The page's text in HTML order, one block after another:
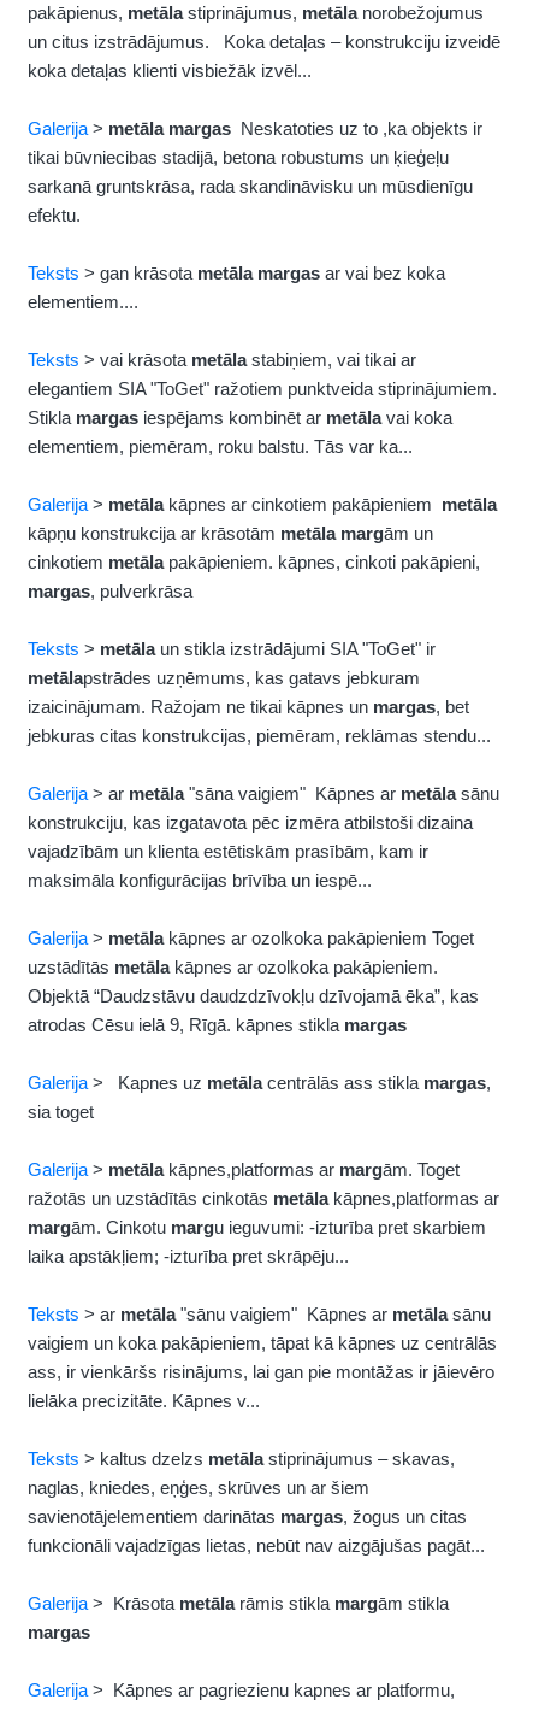
pakāpienus, metālastiprinājumus, metālanorobežojumus
un citus izstrādājumus. Koka detaļas – konstrukciju izveidē
koka detaļas klienti visbiežāk izvēl...
Galerija > metāla margas Neskatoties uz to ,ka objekts ir
tikai būvniecibas stadijā, betona robustums un ķieģeļu
sarkanā gruntskrāsa, rada skandināvisku un mūsdienīgu
efektu.
Teksts > gan krāsota metāla margas ar vai bez koka
elementiem....
Teksts > vai krāsota metālastabiņiem, vai tikai ar
elegantiem SIA "ToGet" ražotiem punktveida stiprinājumiem.
Stikla margas iespējams kombinēt ar metālavai koka
elementiem, piemēram, roku balstu. Tās var ka...
Galerija > metālakāpnes ar cinkotiem pakāpieniem metāla
kāpņu konstrukcija ar krāsotām metāla margām un
cinkotiem metālapakāpieniem. kāpnes, cinkoti pakāpieni,
margas, pulverkrāsa
Teksts > metālaun stikla izstrādājumi SIA "ToGet" ir
metālapstrādes uzņēmums, kas gatavs jebkuram
izaicinājumam. Ražojam ne tikai kāpnes un margas, bet
jebkuras citas konstrukcijas, piemēram, reklāmas stendu...
Galerija > ar metāla"sāna vaigiem" Kāpnes ar metālasānu
konstrukciju, kas izgatavota pēc izmēra atbilstoši dizaina
vajadzībām un klienta estētiskām prasībām, kam ir
maksimāla konfigurācijas brīvība un iespē...
Galerija > metālakāpnes ar ozolkoka pakāpieniem Toget
uzstādītās metālakāpnes ar ozolkoka pakāpieniem.
Objektā “Daudzstāvu daudzdzīvokļu dzīvojamā ēka”, kas
atrodas Cēsu ielā 9, Rīgā. kāpnes stikla margas
Galerija > Kapnes uz metālacentrālās ass stikla margas,
sia toget
Galerija > metālakāpnes,platformas ar margām. Toget
ražotās un uzstādītās cinkotās metālakāpnes,platformas ar
margām. Cinkotu margu ieguvumi: -izturība pret skarbiem
laika apstākļiem; -izturība pret skrāpēju...
Teksts > ar metāla"sānu vaigiem" Kāpnes ar metālasānu
vaigiem un koka pakāpieniem, tāpat kā kāpnes uz centrālās
ass, ir vienkāršs risinājums, lai gan pie montāžas ir jāievēro
lielāka precizitāte. Kāpnes v...
Teksts > kaltus dzelzs metālastiprinājumus – skavas,
naglas, kniedes, eņģes, skrūves un ar šiem
savienotājelementiem darinātas margas, žogus un citas
funkcionāli vajadzīgas lietas, nebūt nav aizgājušas pagāt...
Galerija > Krāsota metālarāmis stikla margām stikla
margas
Galerija > Kāpnes ar pagriezienu kapnes ar platformu,